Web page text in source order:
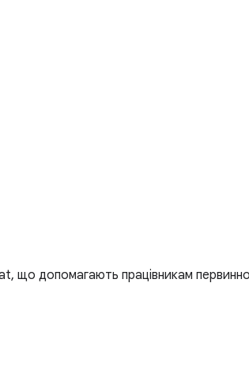
що допомагають працівникам